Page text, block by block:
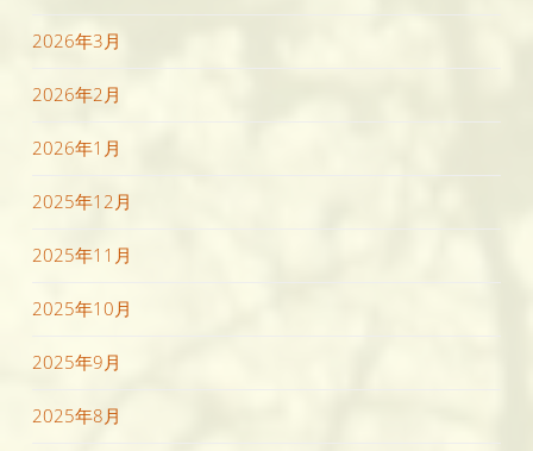
2026年3月
2026年2月
2026年1月
2025年12月
2025年11月
2025年10月
2025年9月
2025年8月